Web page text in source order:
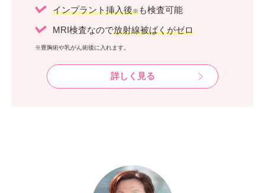
インプラント挿入後※ も検査可能
MRI検査なので放射線被ばくがゼロ
※豊胸術や乳がん術後に入れます。
詳しく見る